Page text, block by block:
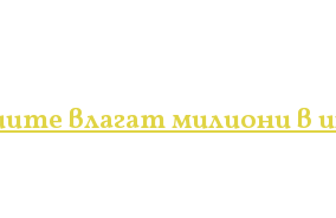
влагат милиони